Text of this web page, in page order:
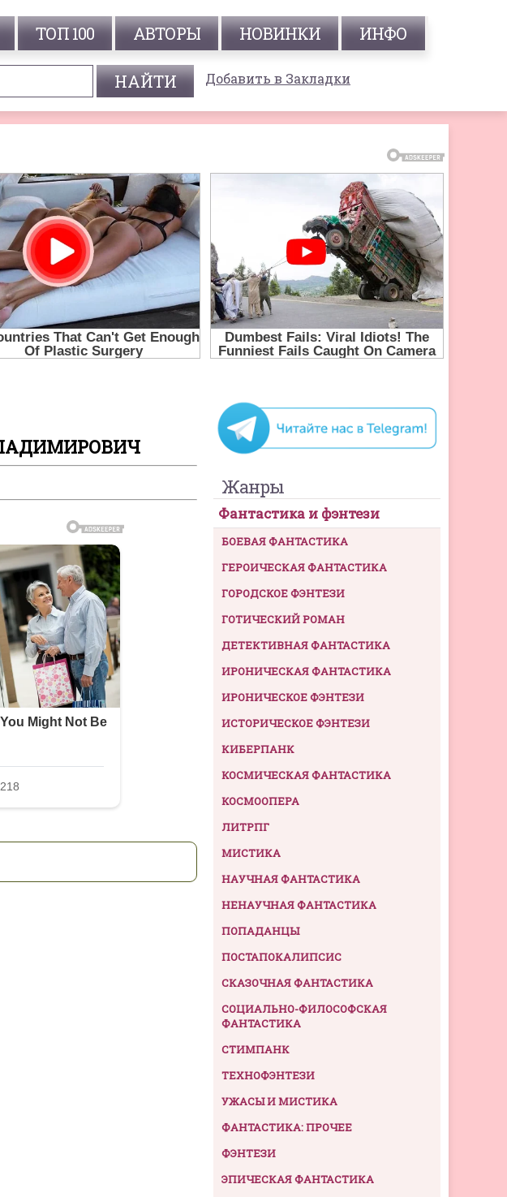
ТОП 100 АВТОРЫ НОВИНКИ ИНФО
Добавить в Закладки
Жанры
Фантастика и фэнтези
БОЕВАЯ ФАНТАСТИКА
ГЕРОИЧЕСКАЯ ФАНТАСТИКА
ГОРОДСКОЕ ФЭНТЕЗИ
ГОТИЧЕСКИЙ РОМАН
ДЕТЕКТИВНАЯ ФАНТАСТИКА
ИРОНИЧЕСКАЯ ФАНТАСТИКА
ИРОНИЧЕСКОЕ ФЭНТЕЗИ
ИСТОРИЧЕСКОЕ ФЭНТЕЗИ
КИБЕРПАНК
КОСМИЧЕСКАЯ ФАНТАСТИКА
КОСМООПЕРА
ЛИТРПГ
МИСТИКА
НАУЧНАЯ ФАНТАСТИКА
НЕНАУЧНАЯ ФАНТАСТИКА
ПОПАДАНЦЫ
ПОСТАПОКАЛИПСИС
СКАЗОЧНАЯ ФАНТАСТИКА
СОЦИАЛЬНО-ФИЛОСОФСКАЯ
ФАНТАСТИКА
СТИМПАНК
ТЕХНОФЭНТЕЗИ
УЖАСЫ И МИСТИКА
ФАНТАСТИКА: ПРОЧЕЕ
ФЭНТЕЗИ
ЭПИЧЕСКАЯ ФАНТАСТИКА